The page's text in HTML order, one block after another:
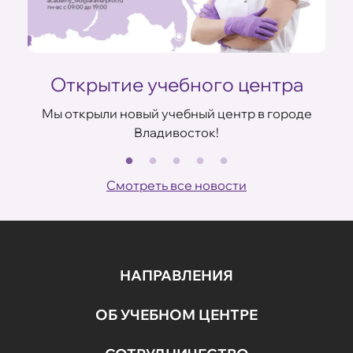
Открытие учебного центра
Мы открыли новый учебный центр в городе
Владивосток!
Смотреть все новости
НАПРАВЛЕНИЯ
ОБ УЧЕБНОМ ЦЕНТРЕ